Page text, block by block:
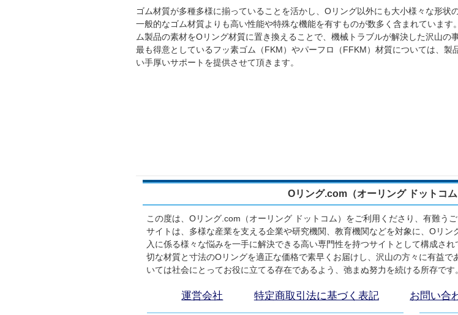
ゴム材質が多種多様に揃っていることを活かし、Oリング以外にも大小様々な形状
一般的なゴム材質よりも高い性能や特殊な機能を有すものが数多く含まれていま
ム製品の素材をOリング材質に置き換えることで、機械トラブルが解決した沢山
最も得意としているフッ素ゴム（FKM）やパーフロ（FFKM）材質については、
い手厚いサポートを提供させて頂きます。
Oリング.com（オーリング ドットコ
この度は、Oリング.com（オーリング ドットコム）をご利用くださり、有難う
サイトは、多様な産業を支える企業や研究機関、教育機関などを対象に、Oリン
入に係る様々な悩みを一手に解決できる高い専門性を持つサイトとして構成され
切な材質と寸法のOリングを適正な価格で素早くお届けし、沢山の方々に有益で
いては社会にとってお役に立てる存在であるよう、弛まぬ努力を続ける所存です。
運営会社 特定商取引法に基づく表記 お問い合